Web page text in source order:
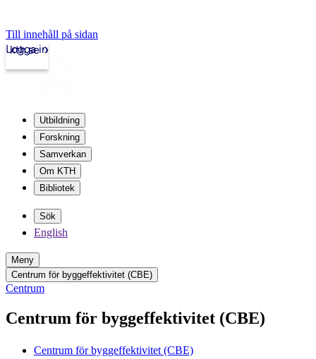
Till innehåll på sidan
kth.se
Logga in
Utbildning
Forskning
Samverkan
Om KTH
Bibliotek
Sök
English
Meny
Centrum för byggeffektivitet (CBE)
Centrum
Centrum för byggeffektivitet (CBE)
Centrum för byggeffektivitet (CBE)